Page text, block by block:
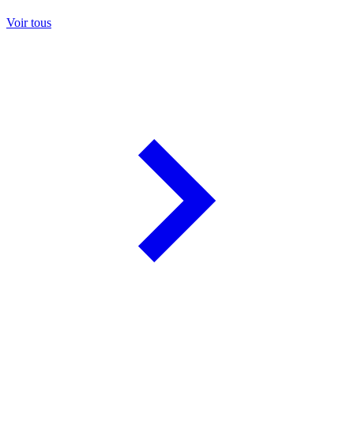
Voir tous